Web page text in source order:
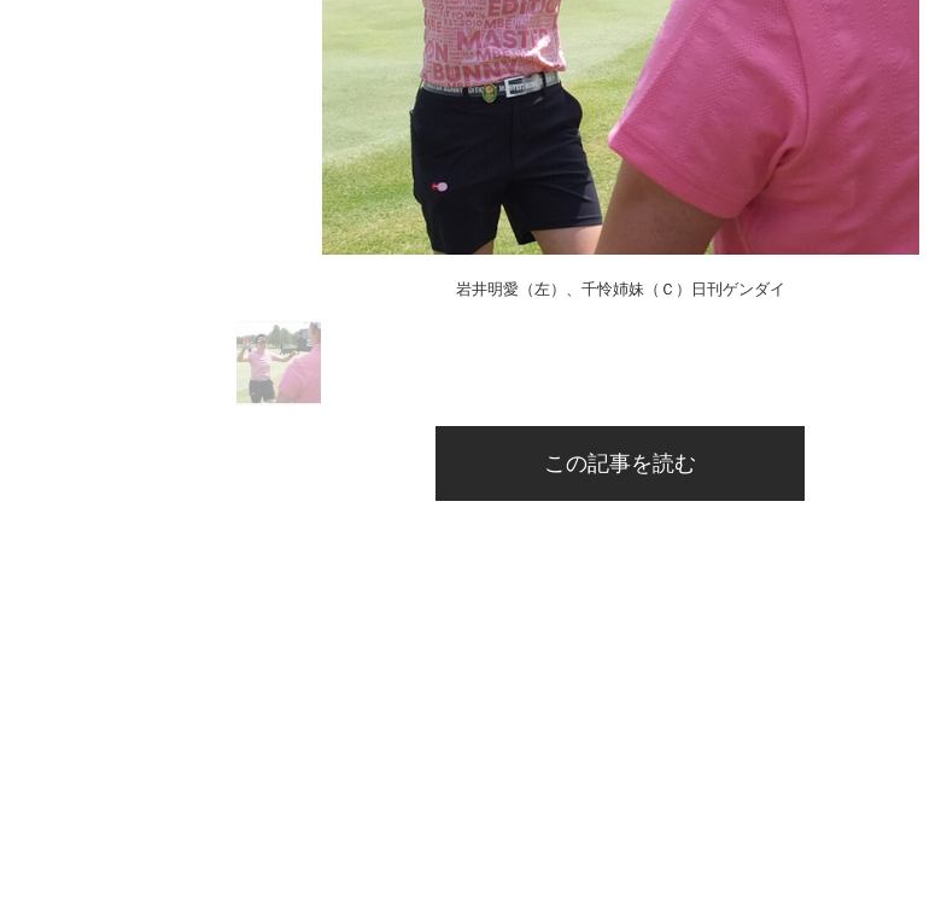
岩井明愛（左）、千怜姉妹（Ｃ）日刊ゲンダイ
この記事を読む